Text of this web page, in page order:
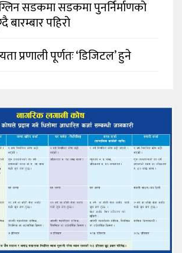
सडकमा सडकमा पुनर्निर्माणको
पहिरो
प्रणाली पूर्णतः ‘डिजिटल’ हुने